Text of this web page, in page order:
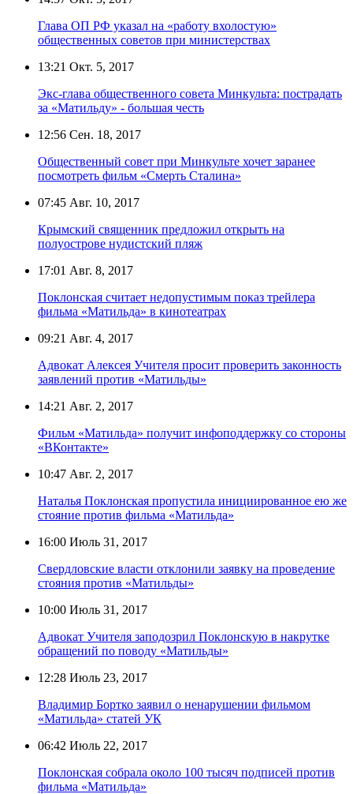
Глава ОП РФ указал на «работу вхолостую»
общественных советов при министерствах
13:21 Окт. 5, 2017
Экс-глава общественного совета Минкульта: пострадать
за «Матильду» - большая честь
12:56 Сен. 18, 2017
Общественный совет при Минкульте хочет заранее
посмотреть фильм «Смерть Сталина»
07:45 Авг. 10, 2017
Крымский священник предложил открыть на
полуострове нудистский пляж
17:01 Авг. 8, 2017
Поклонская считает недопустимым показ трейлера
фильма «Матильда» в кинотеатрах
09:21 Авг. 4, 2017
Адвокат Алексея Учителя просит проверить законность
заявлений против «Матильды»
14:21 Авг. 2, 2017
Фильм «Матильда» получит инфоподдержку со стороны
«ВКонтакте»
10:47 Авг. 2, 2017
Наталья Поклонская пропустила инициированное ею же
стояние против фильма «Матильда»
16:00 Июль 31, 2017
Свердловские власти отклонили заявку на проведение
стояния против «Матильды»
10:00 Июль 31, 2017
Адвокат Учителя заподозрил Поклонскую в накрутке
обращений по поводу «Матильды»
12:28 Июль 23, 2017
Владимир Бортко заявил о ненарушении фильмом
«Матильда» статей УК
06:42 Июль 22, 2017
Поклонская собрала около 100 тысяч подписей против
фильма «Матильда»